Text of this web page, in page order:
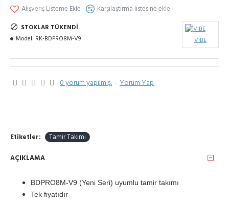
STOKLAR TÜKENDI
Model: RK-BDPRO8M-V9 VIBE
0 yorum yapılmış. - Yorum Yap
Alışveriş Listeme Ekle Karşılaştırma listesine ekle
Etiketler: Tamir Takımı
AÇIKLAMA
BDPRO8M-V9 (Yeni Seri) uyumlu tamir takımı
Tek fiyatıdır